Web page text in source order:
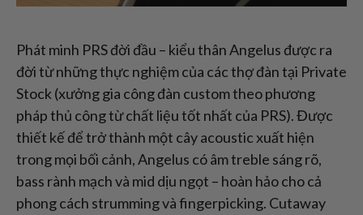
Phát minh PRS đời đầu – kiểu thân Angelus được ra
đời từ những thực nghiệm của các thợ đàn tại Private
Stock (xưởng gia công đàn custom theo phương
pháp thủ công từ chất liệu tốt nhất của PRS). Được
thiết kế để trở thành một cây acoustic xuất hiện
trong mọi bối cảnh, Angelus có âm treble sáng rõ,
bass rành mạch và mid dịu ngọt – hoàn hảo cho cả
phong cách strumming và fingerpicking. Cutaway